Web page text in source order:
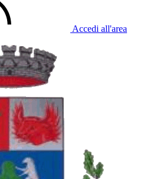
Accedi all'area